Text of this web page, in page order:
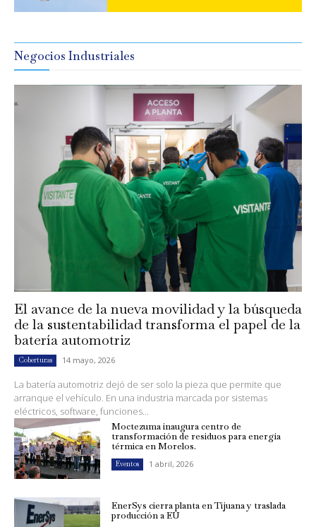
Negocios Industriales
El avance de la nueva movilidad y la búsqueda
de la sustentabilidad transforma el papel de la
batería automotriz
Coberturas 14 mayo, 2026
La batería automotriz dejó de ser solo la pieza que permite que
arranque el vehículo. En una industria marcada por sistemas
eléctricos, software, funciones...
Moctezuma inaugura centro de
transformación de residuos para energía
térmica en Morelos.
Eventos 1 abril, 2026
EnerSys cierra planta en Tijuana y traslada
producción a EU